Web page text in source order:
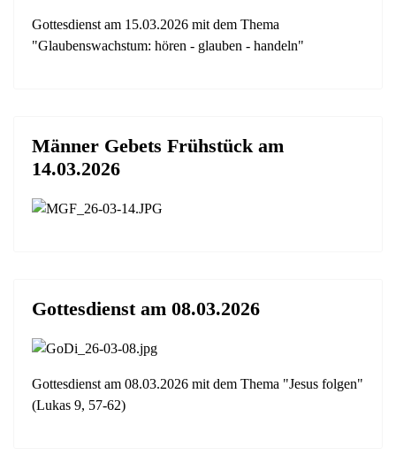
Gottesdienst am 15.03.2026 mit dem Thema
"Glaubenswachstum: hören - glauben - handeln"
Männer Gebets Frühstück am
14.03.2026
Gottesdienst am 08.03.2026
Gottesdienst am 08.03.2026 mit dem Thema "Jesus folgen"
(Lukas 9, 57-62)